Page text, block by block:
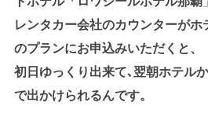
レンタカー会社のカウンターがホ
のプランにお申込みいただくと、
初日ゆっくり出来て､翌朝ホテル
で出かけられるんです。